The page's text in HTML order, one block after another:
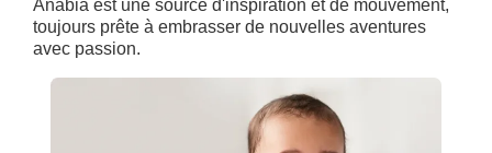
Anabia est une source d'inspiration et de mouvement,
toujours prête à embrasser de nouvelles aventures
avec passion.